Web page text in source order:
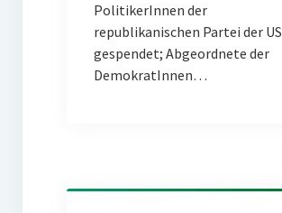
PolitikerInnen der
republikanischen Partei der
gespendet; Abgeordnete der
DemokratInnen…